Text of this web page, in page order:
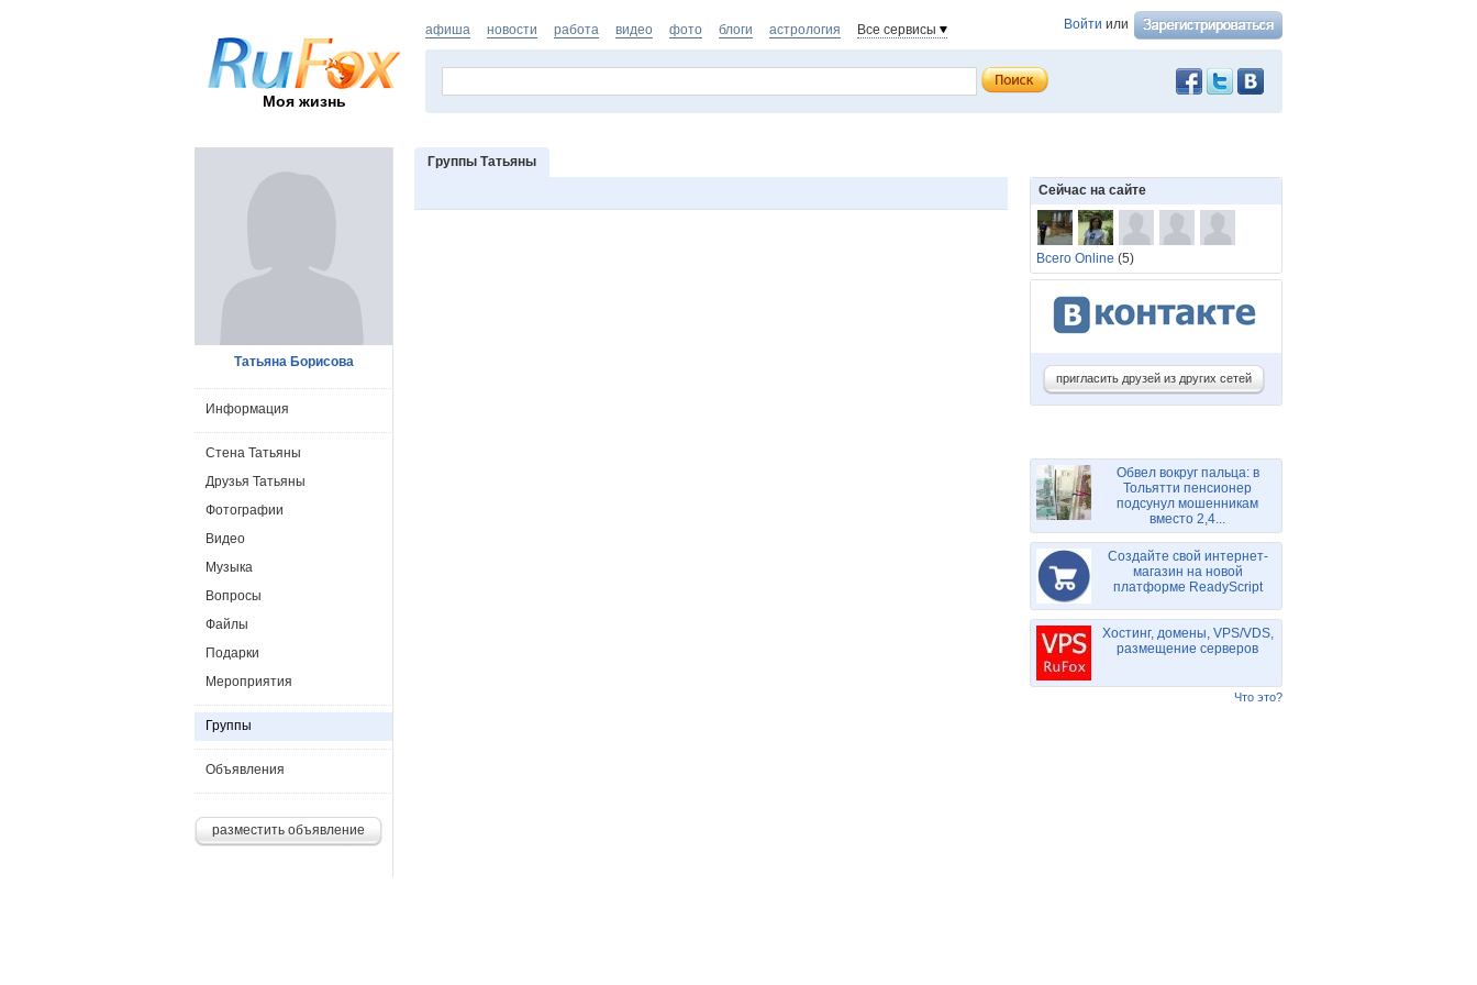
Моя жизнь
Войти или
афиша новости работа видео фото блоги астрология Все сервисы
Группы Татьяны
Татьяна Борисова
Информация
Стена Татьяны
Друзья Татьяны
Фотографии
Видео
Музыка
Вопросы
Файлы
Подарки
Мероприятия
Группы
Объявления
разместить объявление
Сейчас на сайте
Всего Online (5)
пригласить друзей из других сетей
Обвел вокруг пальца: в
Тольятти пенсионер
подсунул мошенникам
вместо 2,4...
Создайте свой интернет-
магазин на новой
платформе ReadyScript
Хостинг, домены, VPS/VDS,
размещение серверов
Что это?